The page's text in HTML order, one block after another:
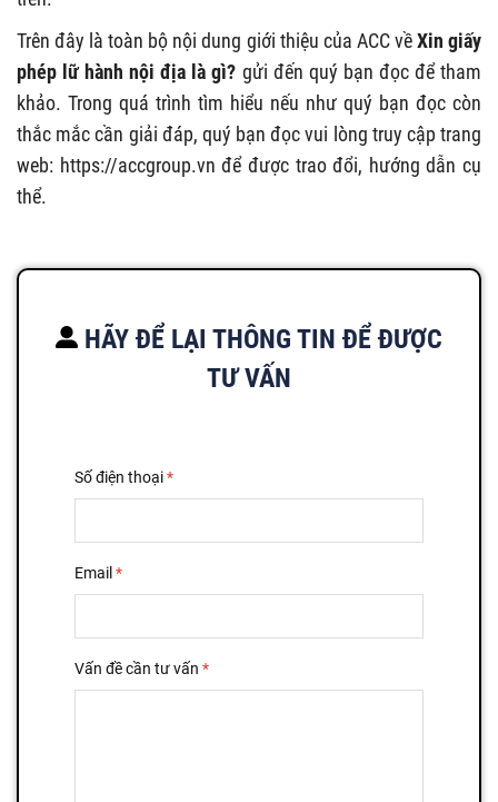
Trên đây là toàn bộ nội dung giới thiệu của ACC vềXin giấy
phép lữ hành nội địa là gì? gửi đến quý bạn đọc để tham
khảo. Trong quá trình tìm hiểu nếu như quý bạn đọc còn
thắc mắc cần giải đáp, quý bạn đọc vui lòng truy cập trang
web: https://accgroup.vn để được trao đổi, hướng dẫn cụ
thể.
HÃY ĐỂ LẠI THÔNG TIN ĐỂ ĐƯỢC
TƯ VẤN